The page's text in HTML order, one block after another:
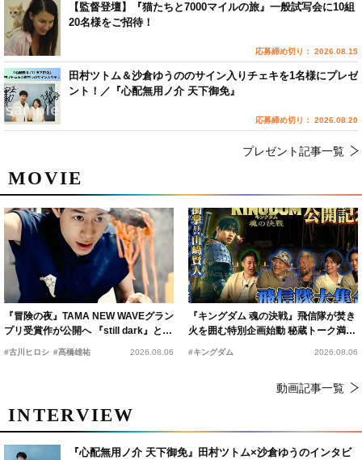
MOVIE
『冒険の夜』TAMA NEW WAVEグラン
プリ受賞作が公開へ 『still dark』と同
時上映決定
#古川ヒロシ #髙橋雄祐 2026.08.06
『キングダム 魂の決戦』飛信隊が焚き
火を囲む特別企画始動 秘蔵トーク満載
の“キングダムキャンプ”開催
#キングダム 2026.08.06
動画記事一覧
INTERVIEW
『心配無用ノ介 天下御免』田村ツトム×沙倉ゆうのインタビ
【監督登壇】『猫たちと7000マイルの旅』一般試写会に10組
20名様をご招待！
応募締め切り： 2026.08.15
田村ツトム＆沙倉ゆうののサイン入りチェキを1名様にプレゼ
ント！／『心配無用ノ介 天下御免』
応募締め切り： 2026.08.20
プレゼント記事一覧